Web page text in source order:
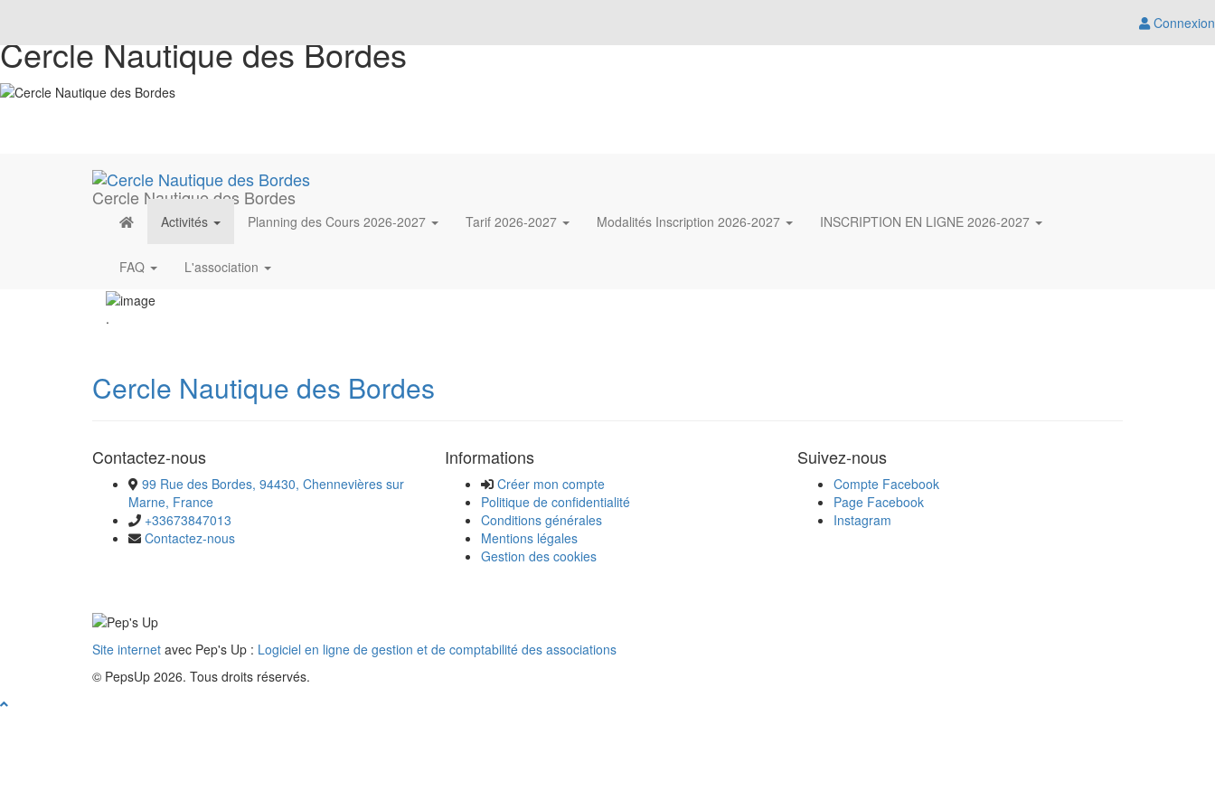
Connexion
Cercle Nautique des Bordes
Cercle Nautique des Bordes
Activités Planning des Cours 2026-2027 Tarif 2026-2027 Modalités Inscription 2026-2027 INSCRIPTION EN LIGNE 2026-2027
FAQ L'association
.
Cercle Nautique des Bordes
Contactez-nous
99 Rue des Bordes, 94430, Chennevières sur
Marne, France
+33673847013
Contactez-nous
Informations
Créer mon compte
Politique de confidentialité
Conditions générales
Mentions légales
Gestion des cookies
Suivez-nous
Compte Facebook
Page Facebook
Instagram
Site internet avec Pep's Up : Logiciel en ligne de gestion et de comptabilité des associations
© PepsUp 2026. Tous droits réservés.